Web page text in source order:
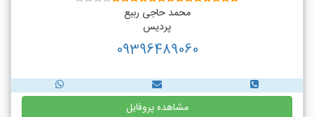
محمد حاجی ربیع
پردیس
09396489060
مشاهده پروفایل